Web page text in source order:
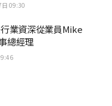
09:30
業資深從業員Mike
總經理